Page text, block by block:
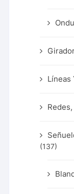
Líneas
(137)